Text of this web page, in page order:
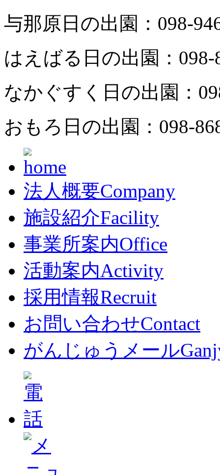
与那原日の出園： 098-
はえばる日の出園： 098-
なかぐすく日の出園：
おもろ日の出園： 098-
法人概要Company
施設紹介Facility
事業所案内Office
活動案内Activity
採用情報Recruit
お問い合わせContact
がんじゅうメール